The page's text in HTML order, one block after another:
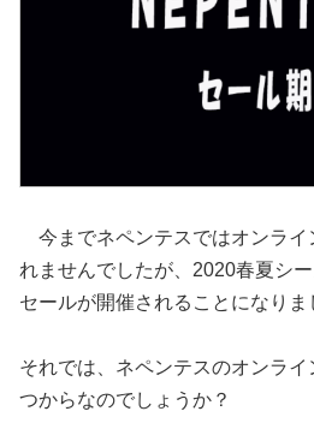
今までネペンテスではオンライ
れませんでしたが、2020春夏シ
セールが開催されることになりま
それでは、ネペンテスのオンラ
つからなのでしょうか？